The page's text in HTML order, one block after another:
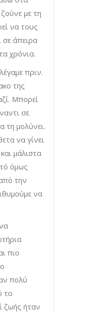
με τη
να τους
σε άπειρα
χρόνια.
πριν.
της
Μπορεί
σε
τη μολύνει.
να γίνει
μάλιστα
όμως
την
να
πιο
πολύ
το
ζωής ήταν